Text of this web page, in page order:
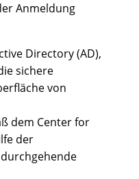
Anmeldung
Directory (AD),
sichere
von
dem Center for
der